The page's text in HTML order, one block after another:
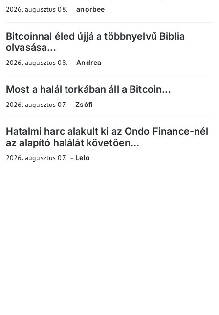
2026. augusztus 08. anorbee
Bitcoinnal éled újjá a többnyelvű Biblia
olvasása...
2026. augusztus 08. Andrea
Most a halál torkában áll a Bitcoin...
2026. augusztus 07. Zsófi
Hatalmi harc alakult ki az Ondo Finance-nél
az alapító halálát követően...
2026. augusztus 07. Lelo